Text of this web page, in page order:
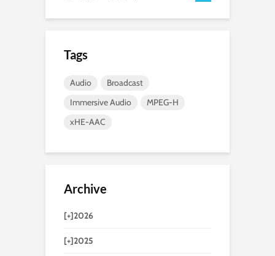
Tags
Audio
Broadcast
Immersive Audio
MPEG-H
xHE-AAC
Archive
[+]2026
[+]2025